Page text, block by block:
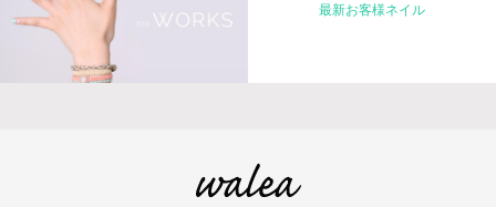
最新お客様ネイル